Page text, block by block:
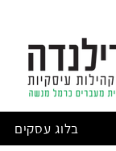
בלוג עסקים